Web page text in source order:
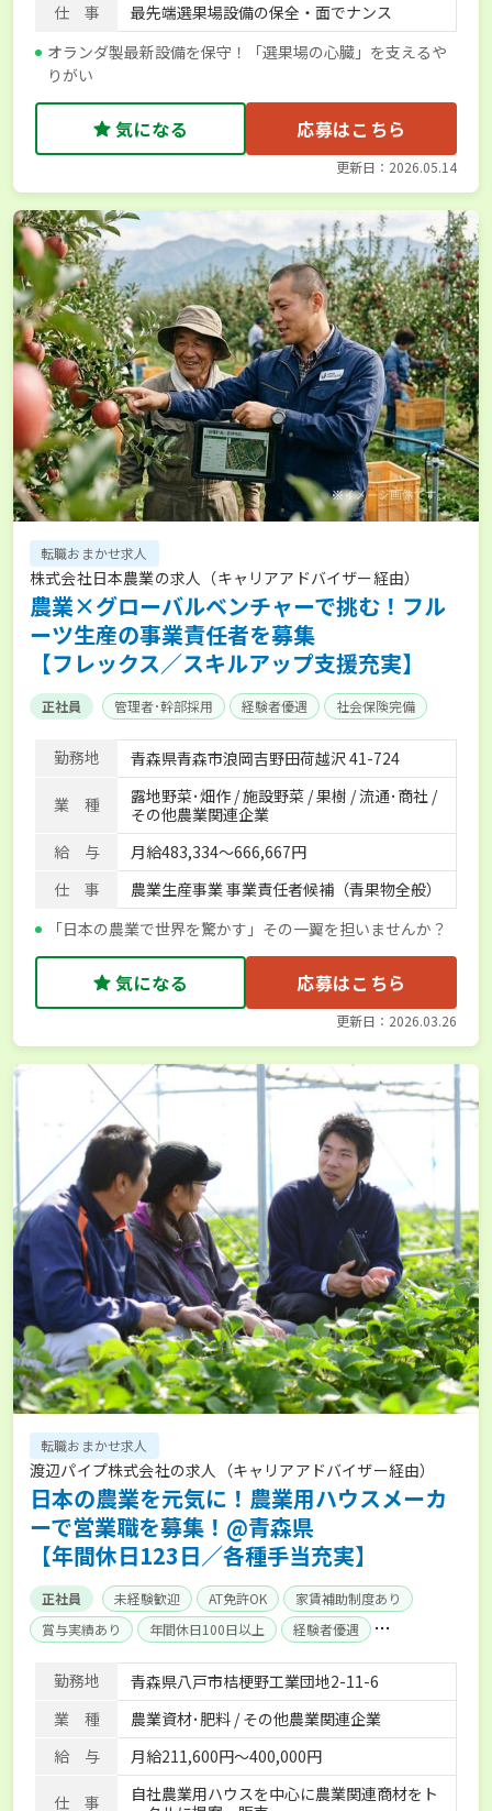
仕 事
最先端選果場設備の保全・面でナンス
オランダ製最新設備を保守！「選果場の心臓」を支えるや
りがい
気になる 応募はこちら
更新日：2026.05.14
転職おまかせ求人
株式会社日本農業の求人（キャリアアドバイザー経由）
農業×グローバルベンチャーで挑む！フル
ーツ生産の事業責任者を募集
【フレックス／スキルアップ支援充実】
正社員 管理者･幹部採用 経験者優遇 社会保険完備
勤務地 青森県青森市浪岡吉野田荷越沢 41-724
業 種
露地野菜･畑作 / 施設野菜 / 果樹 / 流通･商社 /
その他農業関連企業
給 与
月給483,334～666,667円
仕 事
農業生産事業 事業責任者候補（青果物全般）
「日本の農業で世界を驚かす」その一翼を担いませんか？
気になる 応募はこちら
更新日：2026.03.26
転職おまかせ求人
渡辺パイプ株式会社の求人（キャリアアドバイザー経由）
日本の農業を元気に！農業用ハウスメーカ
ーで営業職を募集！@青森県
【年間休日123日／各種手当充実】
正社員 未経験歓迎 AT免許OK
家賃補助制度あり
賞与実績あり
年間休日100日以上
経験者優遇
産休･育休取得実績あり
社会保険完備 単身寮あり
勤務地
青森県八戸市桔梗野工業団地2-11-6
業 種
農業資材･肥料 / その他農業関連企業
給 与
月給211,600円～400,000円
仕 事
自社農業用ハウスを中心に農業関連商材をト